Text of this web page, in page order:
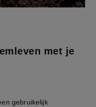
met je
gebruikelijk